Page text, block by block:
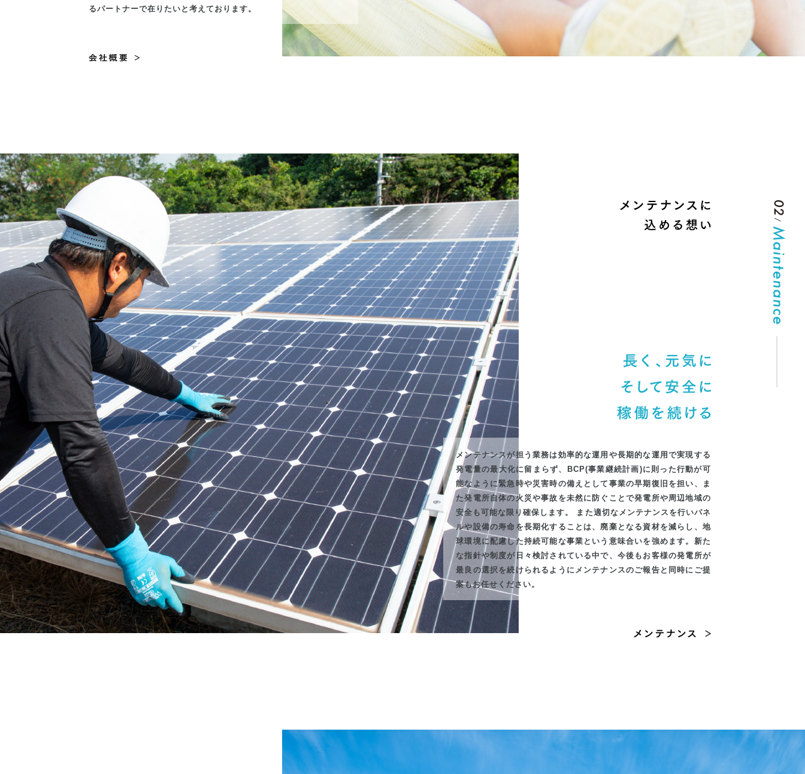
るパートナーで在りたいと考えております。
メンテナンスが担う業務は効率的な運用や長期的な運用で実現する
発電量の最大化に留まらず、BCP(事業継続計画)に則った行動が可
能なように緊急時や災害時の備えとして事業の早期復旧を担い、ま
た発電所自体の火災や事故を未然に防ぐことで発電所や周辺地域の
安全も可能な限り確保します。
また適切なメンテナンスを行いパネ
ルや設備の寿命を長期化することは、廃棄となる資材を減らし、地
球環境に配慮した持続可能な事業という意味合いを強めます。新た
な指針や制度が日々検討されている中で、今後もお客様の発電所が
最良の選択を続けられるようにメンテナンスのご報告と同時にご提
案もお任せください。